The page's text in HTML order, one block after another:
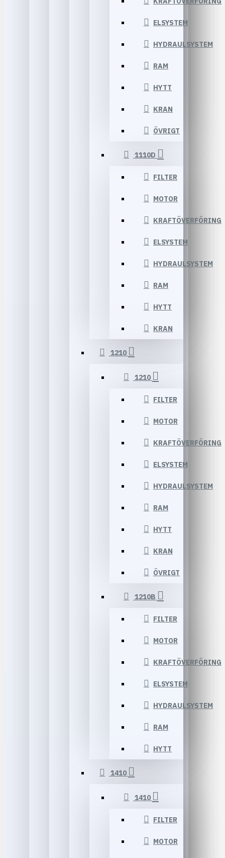
ELSYSTEM
HYDRAULSYSTEM
RAM
HYTT
KRAN
ÖVRIGT
1110D
FILTER
MOTOR
KRAFTÖVERFÖRING
ELSYSTEM
HYDRAULSYSTEM
RAM
HYTT
KRAN
1210
1210
FILTER
MOTOR
KRAFTÖVERFÖRING
ELSYSTEM
HYDRAULSYSTEM
RAM
HYTT
KRAN
ÖVRIGT
1210B
FILTER
MOTOR
KRAFTÖVERFÖRING
ELSYSTEM
HYDRAULSYSTEM
RAM
HYTT
1410
1410
FILTER
MOTOR